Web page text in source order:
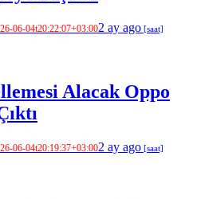
2 ay ago
Alacak Oppo
2 ay ago